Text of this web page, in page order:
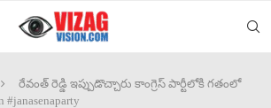
రేవంత్ రెడ్డి ఇప్పుడొచ్చారు కాంగ్రెస్ పార్టీలోకి గతంలో